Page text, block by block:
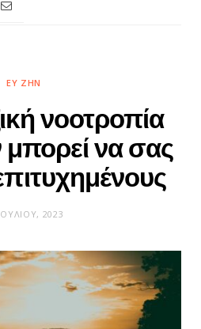
ΕΥ ΖΗΝ
νοοτροπία
να σας
2023